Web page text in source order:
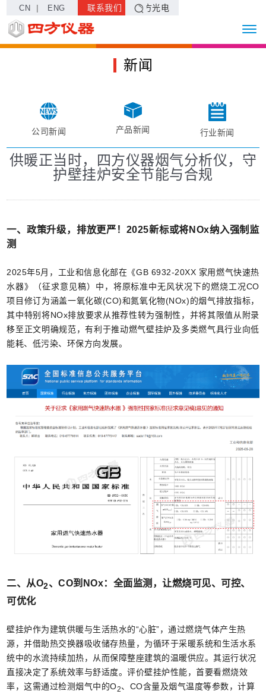
CN | ENG 联系我们 四方光电
新闻
公司新闻 产品新闻 行业新闻
供暖正当时，四方仪器烟气分析仪，守
护壁挂炉安全节能与合规
一、政策升级，排放更严！2025新标或将NOx纳入强制监
测
2025年5月，工业和信息化部在《GB 6932-20XX 家用燃气快速热
水器》（征求意见稿）中，将原标准中无风状况下的燃烧工况CO
项目修订为涵盖一氧化碳(CO)和氮氧化物(NOx)的烟气排放指标，
其中特别将NOx排放要求从推荐性转为强制性，并将其限值从附录
移至正文明确规范，有利于推动燃气壁挂炉及多类燃气具行业向低
能耗、低污染、环保方向发展。
二、从O2、CO到NOx：全面监测，让燃烧可见、可控、
可优化
壁挂炉作为建筑供暖与生活热水的“心脏”，通过燃烧气体产生热
源，并借助热交换器吸收储存热量，为循环于采暖系统和生活水系
统中的水流持续加热，从而保障整座建筑的温暖供应。其运行状况
直接决定了系统效率与舒适度。评价壁挂炉性能，首要看燃烧效
率，这需通过检测烟气中的O2、CO含量及烟气温度等参数，计算